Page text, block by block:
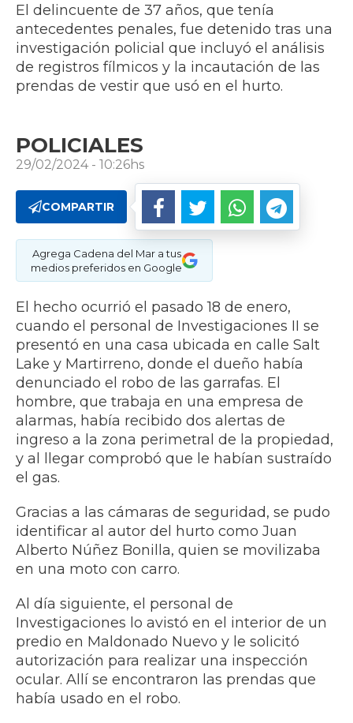
El delincuente de 37 años, que tenía
antecedentes penales, fue detenido tras una
investigación policial que incluyó el análisis
de registros fílmicos y la incautación de las
prendas de vestir que usó en el hurto.
POLICIALES
29/02/2024 - 10:26hs
COMPARTIR
Agrega Cadena del Mar a tus
medios preferidos en Google
El hecho ocurrió el pasado 18 de enero,
cuando el personal de Investigaciones II se
presentó en una casa ubicada en calle Salt
Lake y Martirreno, donde el dueño había
denunciado el robo de las garrafas. El
hombre, que trabaja en una empresa de
alarmas, había recibido dos alertas de
ingreso a la zona perimetral de la propiedad,
y al llegar comprobó que le habían sustraído
el gas.
Gracias a las cámaras de seguridad, se pudo
identificar al autor del hurto como Juan
Alberto Núñez Bonilla, quien se movilizaba
en una moto con carro.
Al día siguiente, el personal de
Investigaciones lo avistó en el interior de un
predio en Maldonado Nuevo y le solicitó
autorización para realizar una inspección
ocular. Allí se encontraron las prendas que
había usado en el robo.